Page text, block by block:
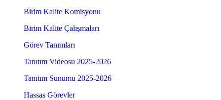
Birim Kalite Komisyonu
Birim Kalite Çalışmaları
Görev Tanımları
Tanıtım Videosu 2025-2026
Tanıtım Sunumu 2025-2026
Hassas Görevler